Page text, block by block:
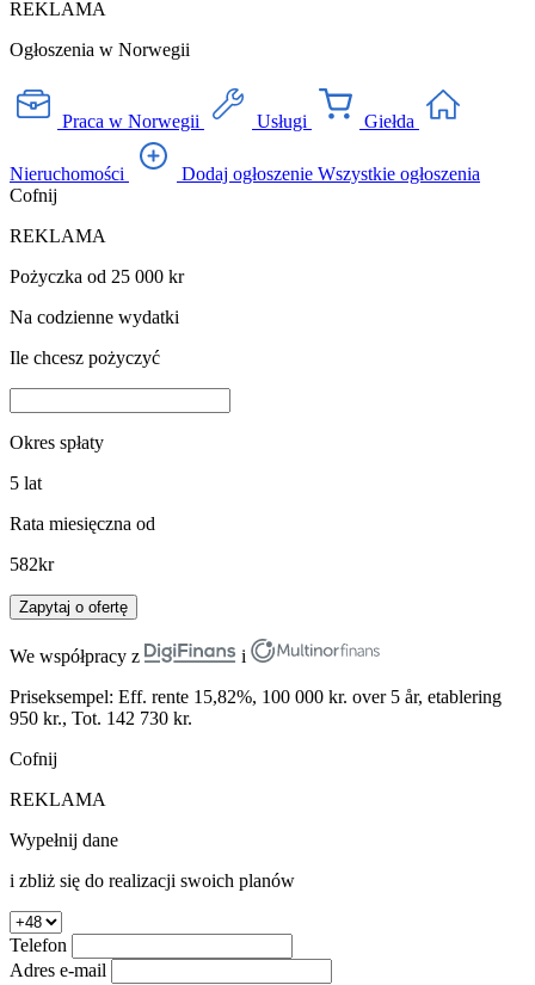
REKLAMA
Ogłoszenia w Norwegii
Praca w Norwegii Usługi Giełda
Nieruchomości Dodaj ogłoszenie Wszystkie ogłoszenia
Cofnij
REKLAMA
Pożyczka od 25 000 kr
Na codzienne wydatki
Ile chcesz pożyczyć
Okres spłaty
5 lat
Rata miesięczna od
582kr
Zapytaj o ofertę
We współpracy z
i
Priseksempel: Eff. rente 15,82%, 100 000 kr. over 5 år, etablering
950 kr., Tot. 142 730 kr.
Cofnij
REKLAMA
Wypełnij dane
i zbliż się do realizacji swoich planów
Telefon
Adres e-mail